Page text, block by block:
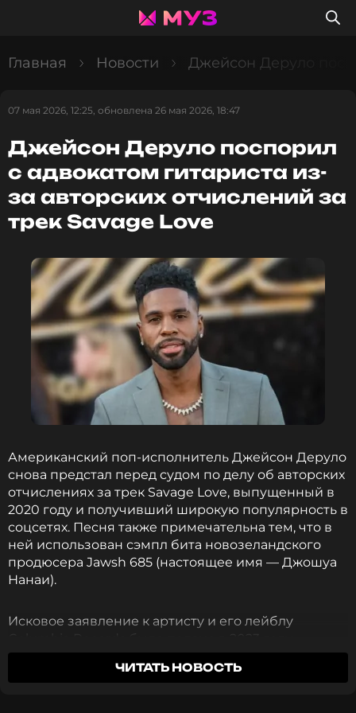
Главная Новости Джейсон Деруло
07 мая 2026, 12:25, обновлена 26 мая 2026, 18:47
Джейсон Деруло поспорил
с адвокатом гитариста из-
за авторских отчислений за
трек Savage Love
Американский поп-исполнитель Джейсон Деруло
снова предстал перед судом по делу об авторских
отчислениях за трек Savage Love, выпущенный в
2020 году и получивший широкую популярность в
соцсетях. Песня также примечательна тем, что в
ней использован сэмпл бита новозеландского
продюсера Jawsh 685 (настоящее имя — Джошуа
Нанаи).
Исковое заявление к артисту и его лейблу
Columbia Records было подано в 2023 году
гитаристом Мэттью Спатолой. Истец считает, что
ему полагаются отчисления «за написание и
ЧИТАТЬ НОВОСТЬ